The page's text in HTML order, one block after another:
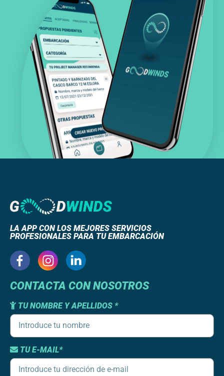
LA APP CON LOS MEJORES SERVICIOS
PROFESIONALES PARA TU EMBARCACIÓN
CONTACTA CON NOSOTROS
TU NOMBRE Y APELLIDOS *
TU E-MAIL*